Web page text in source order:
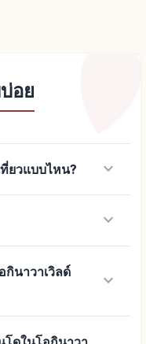
อย
ยวแบบไหน? keyboard_arrow_down
keyboard_arrow_down
กินาวาเวิลด์
keyboard_arrow_down